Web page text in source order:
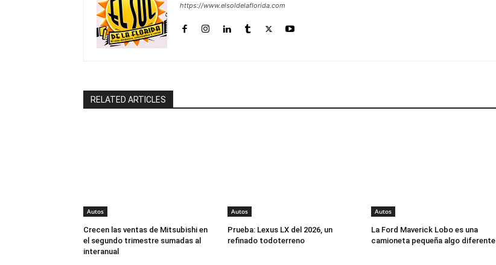
https://www.elsoldelaflorida.com
RELATED ARTICLES
Autos
Crecen las ventas de Mitsubishi en
el segundo trimestre sumadas al
interanual
Autos
Prueba: Lexus LX del 2026, un
refinado todoterreno
Autos
La Ford Maverick Lobo es una
camioneta pequeña algo diferente